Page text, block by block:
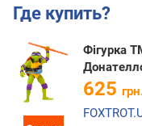
Где купить?
Фігурка
625